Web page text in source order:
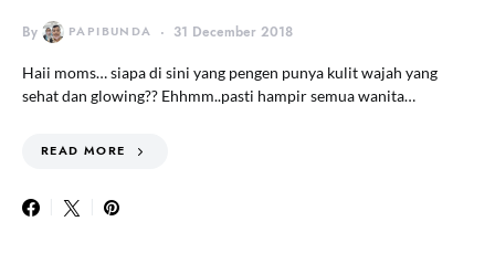
By PAPIBUNDA 31 December 2018
Haii moms… siapa di sini yang pengen punya kulit wajah yang
sehat dan glowing?? Ehhmm..pasti hampir semua wanita…
READ MORE